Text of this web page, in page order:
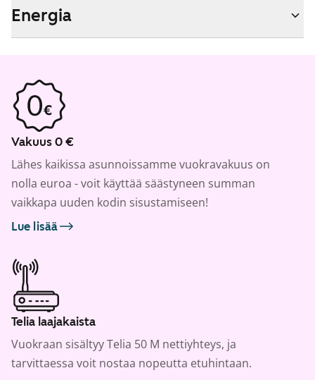
Energia
Vakuus 0 €
Lähes kaikissa asunnoissamme vuokravakuus on
nolla euroa - voit käyttää säästyneen summan
vaikkapa uuden kodin sisustamiseen!
Lue lisää
Telia laajakaista
Vuokraan sisältyy Telia 50 M nettiyhteys, ja
tarvittaessa voit nostaa nopeutta etuhintaan.